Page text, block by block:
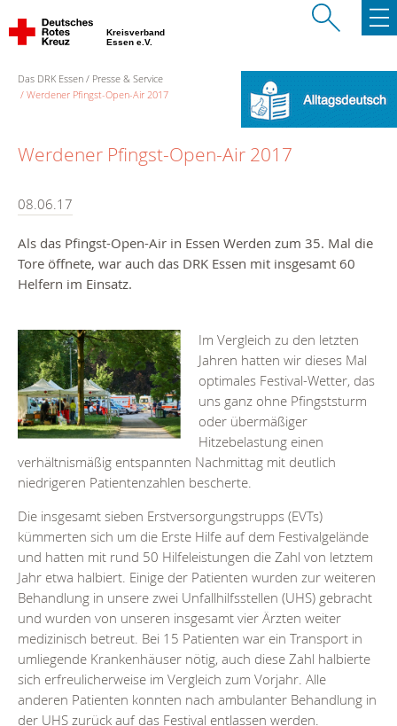
Kreisverband
Essen e.V.
Das DRK Essen
Presse & Service
Werdener Pfingst-Open-Air 2017
Werdener Pfingst-Open-Air 2017
08.06.17
Als das Pfingst-Open-Air in Essen Werden zum 35. Mal die
Tore öffnete, war auch das DRK Essen mit insgesamt 60
Helfern im Einsatz.
Im Vergleich zu den letzten
Jahren hatten wir dieses Mal
optimales Festival-Wetter, das
uns ganz ohne Pfingststurm
oder übermäßiger
Hitzebelastung einen
verhältnismäßig entspannten Nachmittag mit deutlich
niedrigeren Patientenzahlen bescherte.
Die insgesamt sieben Erstversorgungstrupps (EVTs)
kümmerten sich um die Erste Hilfe auf dem Festivalgelände
und hatten mit rund 50 Hilfeleistungen die Zahl von letztem
Jahr etwa halbiert. Einige der Patienten wurden zur weiteren
Behandlung in unsere zwei Unfallhilfsstellen (UHS) gebracht
und wurden von unseren insgesamt vier Ärzten weiter
medizinisch betreut. Bei 15 Patienten war ein Transport in
umliegende Krankenhäuser nötig, auch diese Zahl halbierte
sich erfreulicherweise im Vergleich zum Vorjahr. Alle
anderen Patienten konnten nach ambulanter Behandlung in
der UHS zurück auf das Festival entlassen werden.